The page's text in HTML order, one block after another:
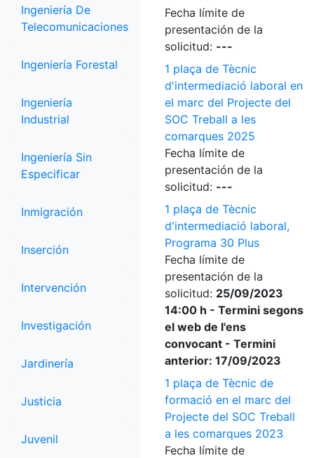
Ingeniería De
Telecomunicaciones
Ingeniería Forestal
Ingeniería
Industrial
Ingeniería Sin
Especificar
Inmigración
Inserción
Intervención
Investigación
Jardinería
Justicia
Juvenil
Fecha límite de
presentación de la
solicitud: ---
1 plaça de Tècnic
d'intermediació laboral en
el marc del Projecte del
SOC Treball a les
comarques 2025
Fecha límite de
presentación de la
solicitud: ---
1 plaça de Tècnic
d'intermediació laboral,
Programa 30 Plus
Fecha límite de
presentación de la
solicitud: 25/09/2023
14:00 h - Termini segons
el web de l'ens
convocant - Termini
anterior: 17/09/2023
1 plaça de Tècnic de
formació en el marc del
Projecte del SOC Treball
a les comarques 2023
Fecha límite de